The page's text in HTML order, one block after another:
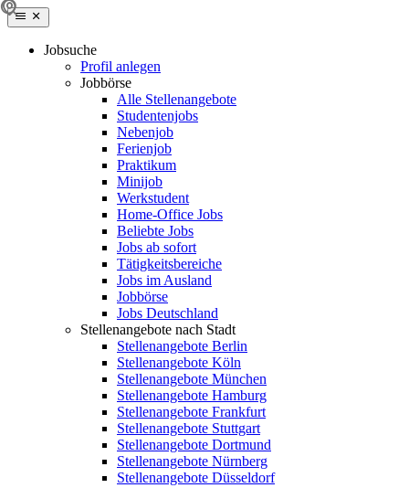
Jobsuche
Profil anlegen
Jobbörse
Alle Stellenangebote
Studentenjobs
Nebenjob
Ferienjob
Praktikum
Minijob
Werkstudent
Home-Office Jobs
Beliebte Jobs
Jobs ab sofort
Tätigkeitsbereiche
Jobs im Ausland
Jobbörse
Jobs Deutschland
Stellenangebote nach Stadt
Stellenangebote Berlin
Stellenangebote Köln
Stellenangebote München
Stellenangebote Hamburg
Stellenangebote Frankfurt
Stellenangebote Stuttgart
Stellenangebote Dortmund
Stellenangebote Nürnberg
Stellenangebote Düsseldorf